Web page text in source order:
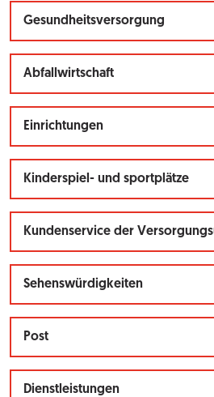
Gesundheitsversorgung
Abfallwirtschaft
Einrichtungen
Kinderspiel- und sportplätze
Kundenservice der
Sehenswürdigkeiten
Post
Dienstleistungen